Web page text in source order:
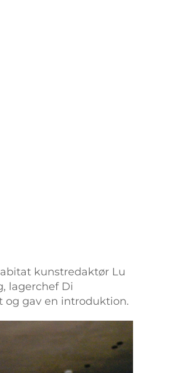
kunstredaktør Lu
lagerchef Di
og gav en introduktion.